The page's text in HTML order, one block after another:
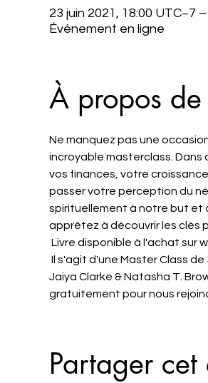
23 juin 2021, 18:00 UTC−7
Événement en ligne
À propos
Ne manquez pas une
incroyable masterclass.
vos finances, votre
passer votre perception du
spirituellement à notre but et
apprêtez à découvrir les clés
Livre disponible à l'achat sur
Jaiya Clarke & Natasha T.
gratuitement pour nous
Partager cet